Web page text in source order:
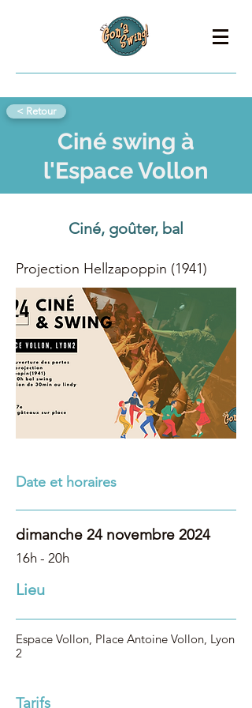
< Retour
Ciné swing à
l'Espace Vollon
Ciné, goûter, bal
Projection Hellzapoppin (1941)
Date et horaires
dimanche 24 novembre 2024
16h - 20h
Lieu
Espace Vollon, Place Antoine Vollon, Lyon
2
Tarifs